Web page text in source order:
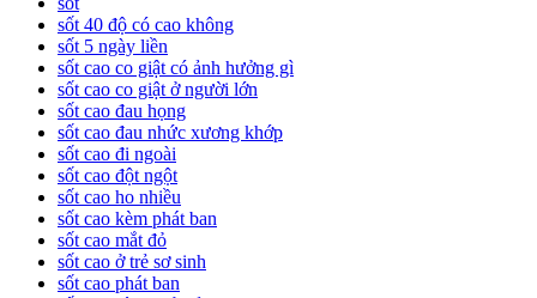
sốt 40 độ có cao không
sốt 5 ngày liền
sốt cao co giật có ảnh hưởng gì
sốt cao co giật ở người lớn
sốt cao đau họng
sốt cao đau nhức xương khớp
sốt cao đi ngoài
sốt cao đột ngột
sốt cao ho nhiều
sốt cao kèm phát ban
sốt cao mắt đỏ
sốt cao ở trẻ sơ sinh
sốt cao phát ban